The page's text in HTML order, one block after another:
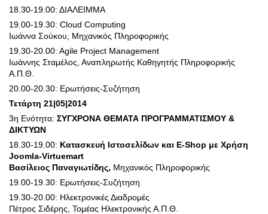
18.30-19.00: ΔΙΑΛΕΙΜΜΑ
19.00-19.30: Cloud Computing
Ιωάννα Σούκου, Μηχανικός Πληροφορικής
19.30-20.00: Agile Project Management
Ιωάννης Σταμέλος, Αναπληρωτής Καθηγητής Πληροφορικής
Α.Π.Θ.
20.00-20.30: Ερωτήσεις-Συζήτηση
Τετάρτη 21|05|2014
3η Ενότητα: ΣΥΓΧΡΟΝΑ ΘΕΜΑΤΑ ΠΡΟΓΡΑΜΜΑΤΙΣΜΟΥ &
ΔΙΚΤΥΩΝ
18.30-19.00: Κατασκευή Ιστοσελίδων και E-Shop με Χρήση
Joomla-Virtuemart
Βασίλειος Παναγιωτίδης, Μηχανικός Πληροφορικής
19.00-19.30: Ερωτήσεις-Συζήτηση
19.30-20.00: Ηλεκτρονικές Διαδρομές
Πέτρος Σιδέρης, Τομέας Ηλεκτρονικής Α.Π.Θ.